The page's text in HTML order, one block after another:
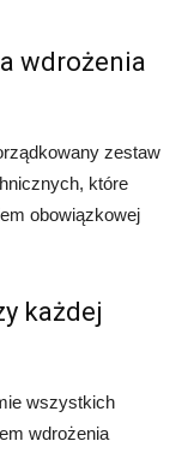
wdrożenia
zestaw
które
obowiązkowej
każdej
wszystkich
wdrożenia